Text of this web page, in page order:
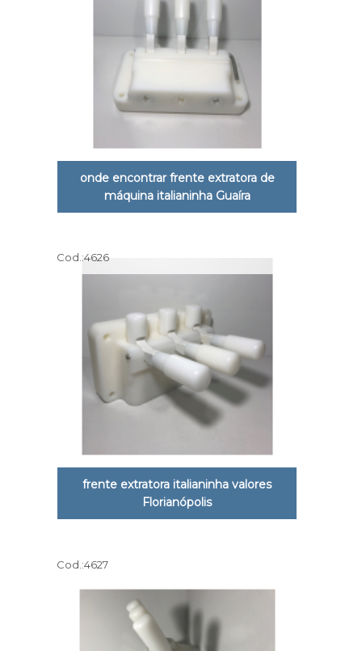
onde encontrar frente extratora de
máquina italianinha Guaíra
Cod.:4626
frente extratora italianinha valores
Florianópolis
Cod.:4627